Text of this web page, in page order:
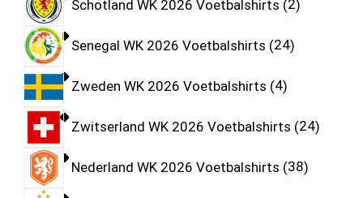
Schotland WK 2026 Voetbalshirts 2
Senegal WK 2026 Voetbalshirts 24
Zweden WK 2026 Voetbalshirts 4
Zwitserland WK 2026 Voetbalshirts 24
Nederland WK 2026 Voetbalshirts 38